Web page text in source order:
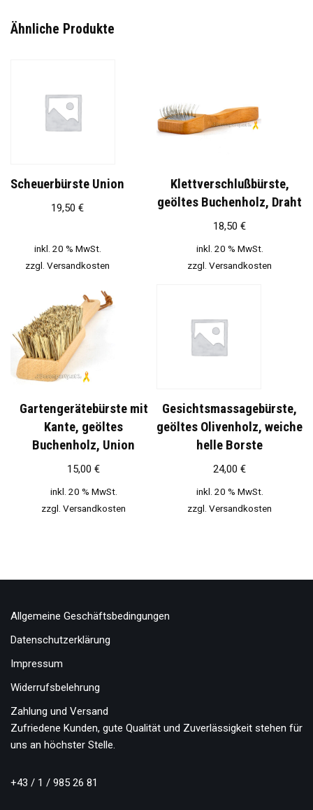
Ähnliche Produkte
Scheuerbürste Union
19,50 €
inkl. 20 % MwSt.
zzgl. Versandkosten
Klettverschlußbürste,
geöltes Buchenholz, Draht
18,50 €
inkl. 20 % MwSt.
zzgl. Versandkosten
Gartengerätebürste mit
Kante, geöltes
Buchenholz, Union
15,00 €
inkl. 20 % MwSt.
zzgl. Versandkosten
Gesichtsmassagebürste,
geöltes Olivenholz, weiche
helle Borste
24,00 €
inkl. 20 % MwSt.
zzgl. Versandkosten
Allgemeine Geschäftsbedingungen
Datenschutzerklärung
Impressum
Widerrufsbelehrung
Zahlung und Versand
Zufriedene Kunden, gute Qualität und Zuverlässigkeit stehen für
uns an höchster Stelle.
+43 / 1 / 985 26 81